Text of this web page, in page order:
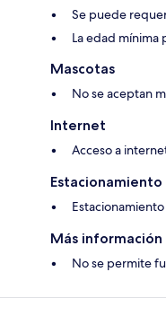
Se puede
La edad mínima
Mascotas
No se aceptan
Internet
Acceso a
Estacionamiento
Más información
No se permite